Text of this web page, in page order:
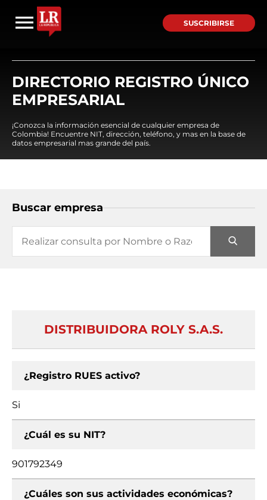
SUSCRIBIRSE
DIRECTORIO REGISTRO ÚNICO
EMPRESARIAL
¡Conozca la información esencial de cualquier empresa de
Colombia! Encuentre NIT, dirección, teléfono, y mas en la base de
datos empresarial mas grande del país.
Buscar empresa
DISTRIBUIDORA ROLY S.A.S.
¿Registro RUES activo?
Si
¿Cuál es su NIT?
901792349
¿Cuáles son sus actividades económicas?